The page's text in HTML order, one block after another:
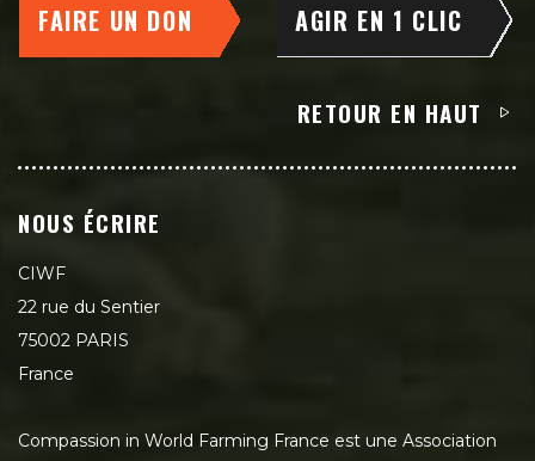
FAIRE UN DON AGIR EN 1 CLIC
RETOUR EN HAUT
NOUS ÉCRIRE
CIWF
22 rue du Sentier
75002 PARIS
France
Compassion in World Farming France est une Association